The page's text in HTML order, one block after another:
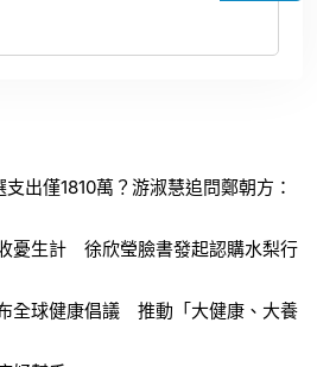
出僅1810萬？游淑慧追問鄭朝方：
憂生計 徐欣瑩臉書發起認購水梨行
全球健康倡議 推動「大健康、大養